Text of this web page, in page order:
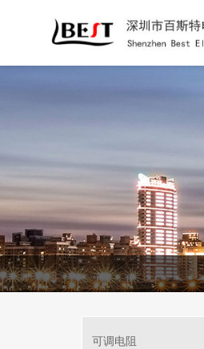
可调电阻